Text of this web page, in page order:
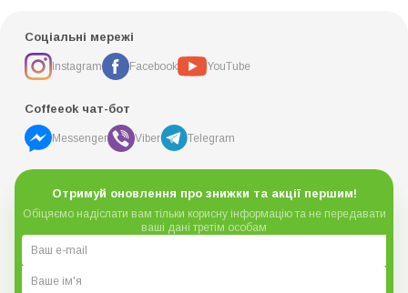
Соціальні мережі
Instagram Facebook YouTube
Coffeeok чат-бот
Messenger Viber Telegram
Отримуй оновлення про знижки та акції першим!
Обіцяємо надіслати вам тільки корисну інформацію та не передавати
ваші дані третім особам